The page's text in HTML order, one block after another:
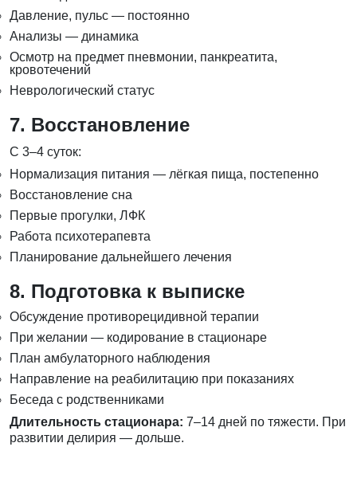
Давление, пульс — постоянно
Анализы — динамика
Осмотр на предмет пневмонии, панкреатита,
кровотечений
Неврологический статус
7. Восстановление
С 3–4 суток:
Нормализация питания — лёгкая пища, постепенно
Восстановление сна
Первые прогулки, ЛФК
Работа психотерапевта
Планирование дальнейшего лечения
8. Подготовка к выписке
Обсуждение противорецидивной терапии
При желании — кодирование в стационаре
План амбулаторного наблюдения
Направление на реабилитацию при показаниях
Беседа с родственниками
Длительность стационара: 7–14 дней по тяжести. При
развитии делирия — дольше.